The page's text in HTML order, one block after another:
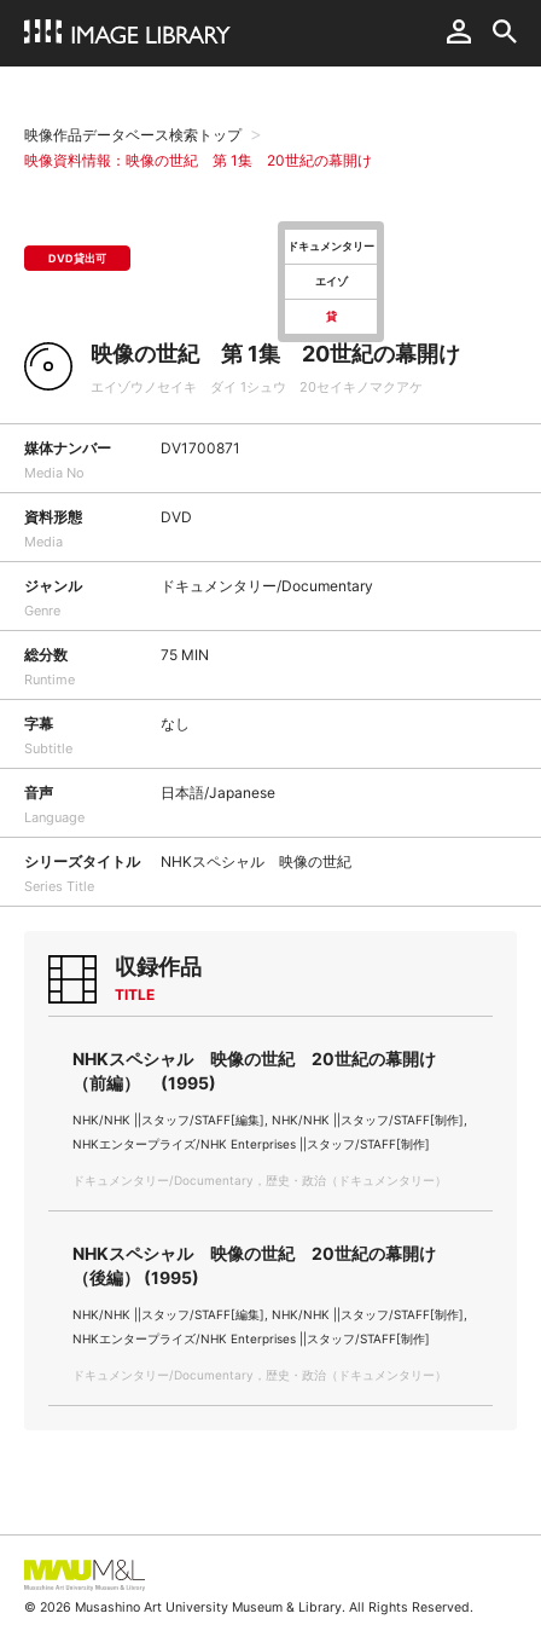
映像作品データベース検索トップ
映像資料情報：映像の世紀 第 1集 20世紀の幕開け
DVD貸出可
ドキュメンタリー
エイゾ
貸
映像の世紀 第 1集 20世紀の幕開け
エイゾウノセイキ ダイ 1シュウ 20セイキノマクアケ
媒体ナンバー
Media No
DV1700871
資料形態
Media
DVD
ジャンル
Genre
ドキュメンタリー/Documentary
総分数
Runtime
75 MIN
字幕
Subtitle
なし
音声
Language
日本語/Japanese
シリーズタイトル
Series Title
NHKスペシャル 映像の世紀
収録作品
TITLE
NHKスペシャル 映像の世紀 20世紀の幕開け
（前編） (1995)
NHK/NHK ||スタッフ/STAFF[編集], NHK/NHK ||スタッフ/STAFF[制作],
NHKエンタープライズ/NHK Enterprises ||スタッフ/STAFF[制作]
ドキュメンタリー/Documentary，歴史・政治（ドキュメンタリー）
NHKスペシャル 映像の世紀 20世紀の幕開け
（後編） (1995)
NHK/NHK ||スタッフ/STAFF[編集], NHK/NHK ||スタッフ/STAFF[制作],
NHKエンタープライズ/NHK Enterprises ||スタッフ/STAFF[制作]
ドキュメンタリー/Documentary，歴史・政治（ドキュメンタリー）
© 2026 Musashino Art University Museum & Library. All Rights Reserved.